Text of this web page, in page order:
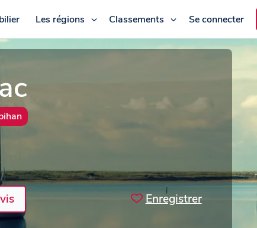
Les régions Classements Se connecter
Enregistrer